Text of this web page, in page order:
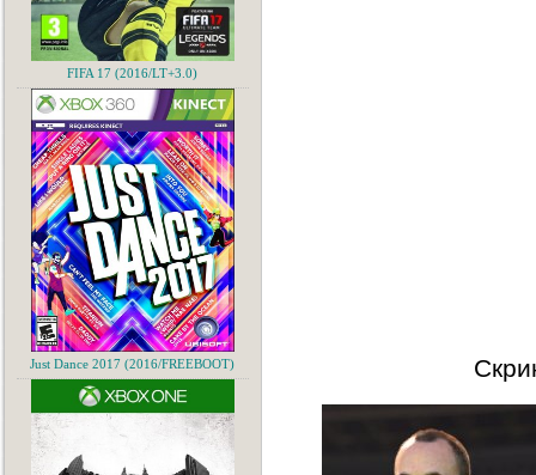
FIFA 17 (2016/LT+3.0)
Just Dance 2017 (2016/FREEBOOT)